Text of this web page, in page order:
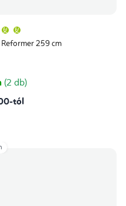
259 cm
átlagos
értékelése
csillag.
(2 db)
tól